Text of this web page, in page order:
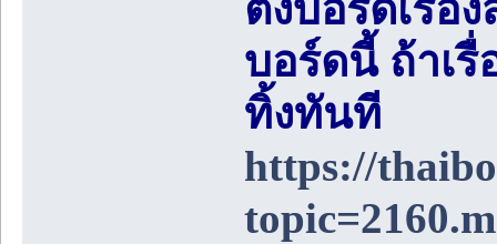
ตั้งบอร์ดเรื่อ
บอร์ดนี้ ถ้าเ
ทิ้งทันที
https://